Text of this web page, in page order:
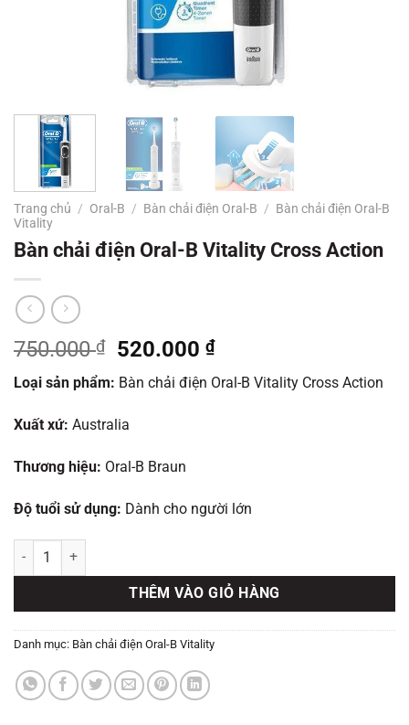
Trang chủ / Oral-B / Bàn chải điện Oral-B / Bàn chải điện Oral-B
Vitality
Bàn chải điện Oral-B Vitality Cross Action
750.000₫
Giá
gốc
là:
750.000 ₫.
520.000₫Giá
hiện
tại
Loại sản phẩm: Bàn chải điện Oral-B Vitality Cross Action
Xuất xứ: Australia
Thương hiệu: Oral-B Braun
Độ tuổi sử dụng: Dành cho người lớn
Bàn chải điện Oral-B Vitality Cross Action số lượng
THÊM VÀO GIỎ HÀNG
Danh mục: Bàn chải điện Oral-B Vitality